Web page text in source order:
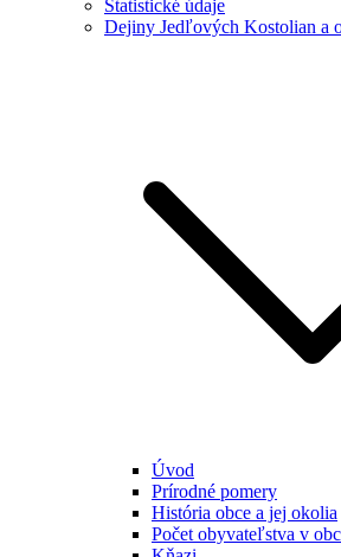
Štatistické údaje
Dejiny Jedľových Kostolian a
Úvod
Prírodné pomery
História obce a jej okolia
Počet obyvateľstva v